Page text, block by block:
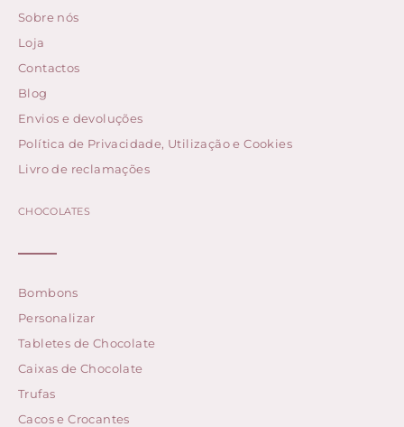
Sobre nós
Loja
Contactos
Blog
Envios e devoluções
Política de Privacidade, Utilização e Cookies
Livro de reclamações
CHOCOLATES
Bombons
Personalizar
Tabletes de Chocolate
Caixas de Chocolate
Trufas
Cacos e Crocantes